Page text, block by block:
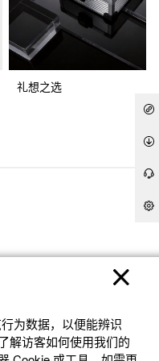
礼想之选
为数据，以便能辨识
解访客如何使⽤我们的